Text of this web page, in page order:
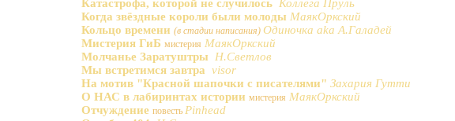
Катастрофа, которой не случилось Коллега Пруль
Когда звёздные короли были молоды МаякОркский
Кольцо времени (в стадии написания) Одиночка aka А.Галадей
Мистерия ГиБ мистерия МаякОркский
Молчанье Заратуштры
Н.Светлов
Мы встретимся завтра visor
На мотив "Красной шапочки с писателями" Захария Гутти
О НАС в лабиринтах истории мистерия МаякОркский
Отчуждение повесть Pinhead